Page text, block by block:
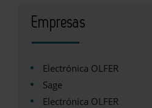
Empresas
Electrónica OLFER
Sage
Electrónica OLFER